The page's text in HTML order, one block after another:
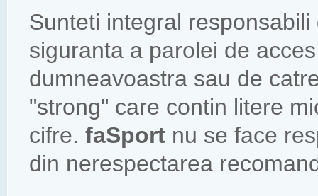
Sunteti integral
siguranta a parolei de
dumneavoastra sau de
"strong" care contin litere
cifre. faSport nu se face
din nerespectarea